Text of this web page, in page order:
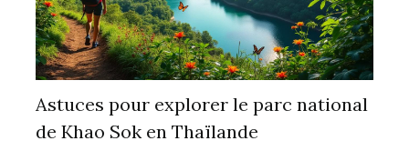
Astuces pour explorer le parc national
de Khao Sok en Thaïlande